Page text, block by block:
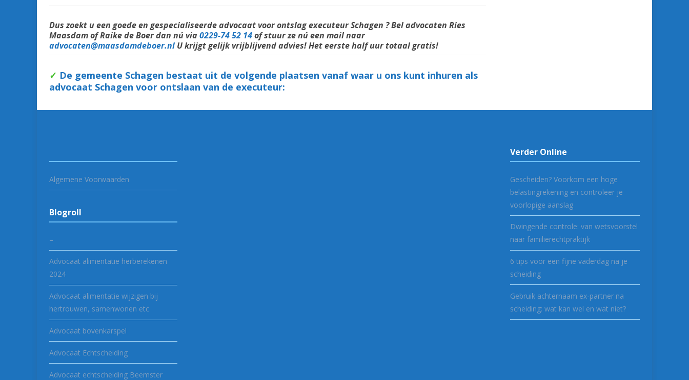
Dus zoekt u een goede en gespecialiseerdeadvocaat voor ontslag executeur Schagen ? Beladvocaten Ries
Maasdam of Raike de Boer dan nú via0229-74 52 14of stuur ze nú een mail naar
advocaten@maasdamdeboer.nlU krijgt gelijk vrijblijvend advies! Het eerste half uur totaal gratis!
✓ De gemeente Schagen bestaat uit de volgende plaatsen vanaf waar u ons kunt inhuren als
advocaat Schagen voor ontslaan van de executeur:
Algemene Voorwaarden
Blogroll
–
Advocaat alimentatie herberekenen
2024
Advocaat alimentatie wijzigen bij
hertrouwen, samenwonen etc
Advocaat bovenkarspel
Advocaat Echtscheiding
Advocaat echtscheiding Beemster
Verder Online
Gescheiden? Voorkom een hoge
belastingrekening en controleer je
voorlopige aanslag
Dwingende controle: van wetsvoorstel
naar familierechtpraktijk
6 tips voor een fijne vaderdag na je
scheiding
Gebruik achternaam ex-partner na
scheiding: wat kan wel en wat niet?